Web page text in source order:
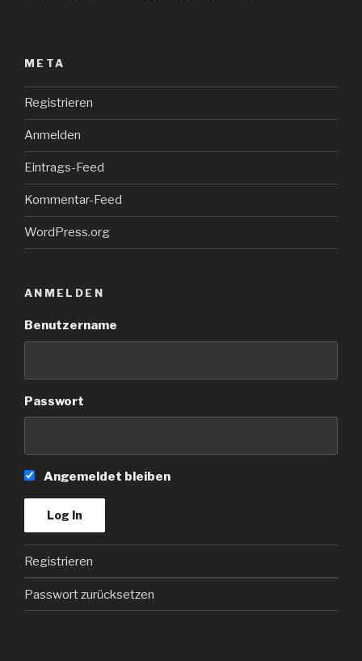
META
Registrieren
Anmelden
Eintrags-Feed
Kommentar-Feed
WordPress.org
ANMELDEN
Benutzername
Passwort
Angemeldet bleiben
Registrieren
Passwort zurücksetzen